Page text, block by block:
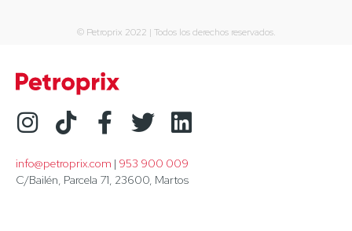
© Petroprix 2022 | Todos los derechos reservados.
info@petroprix.com | 953 900 009
C/Bailén, Parcela 71, 23600, Martos